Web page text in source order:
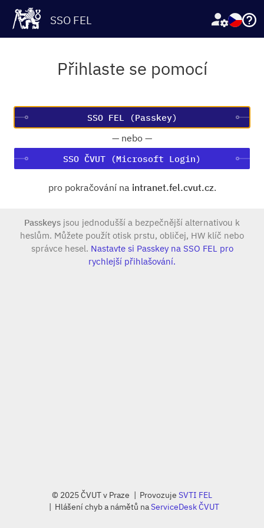
SSO FEL
Přihlaste se pomocí
— nebo —
SSO ČVUT (Microsoft Login)
pro pokračování na intranet.fel.cvut.cz.
Passkeys jsou jednodušší a bezpečnější alternativou k
heslům. Můžete použít otisk prstu, obličej, HW klíč nebo
správce hesel. Nastavte si Passkey na SSO FEL pro
rychlejší přihlašování.
© 2025 ČVUT v Praze ProvozujeSVTI FEL
Hlášení chyb a námětů naServiceDesk ČVUT